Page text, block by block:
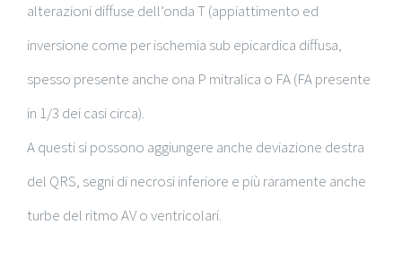
alterazioni diffuse dell’onda T (appiattimento ed
inversione come per ischemia sub epicardica diffusa,
spesso presente anche ona P mitralica o FA (FA presente
in 1/3 dei casi circa).
A questi si possono aggiungere anche deviazione destra
del QRS, segni di necrosi inferiore e più raramente anche
turbe del ritmo AV o ventricolari.